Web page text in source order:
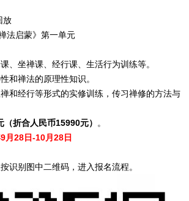
放
法启蒙》第一单元
、坐禅课、经行课、生活行为训练等。
和禅法的原理性知识。
和经行等形式的实修训练，传习禅修的方法与
（折合人民币15990元）
。
月28日-10月28日
识别图中二维码，进入报名流程。